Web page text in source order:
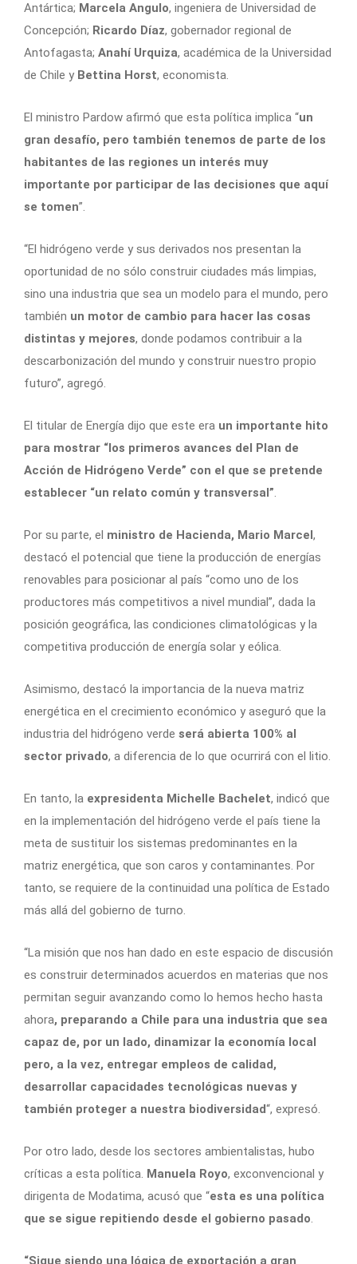
Antártica; Marcela Angulo, ingeniera de Universidad de
Concepción; Ricardo Díaz, gobernador regional de
Antofagasta; Anahí Urquiza, académica de la Universidad
de Chile y Bettina Horst, economista.
El ministro Pardow afirmó que esta política implica “un
gran desafío, pero también tenemos de parte de los
habitantes de las regiones un interés muy
importante por participar de las decisiones que aquí
se tomen”.
“El hidrógeno verde y sus derivados nos presentan la
oportunidad de no sólo construir ciudades más limpias,
sino una industria que sea un modelo para el mundo, pero
también un motor de cambio para hacer las cosas
distintas y mejores, donde podamos contribuir a la
descarbonización del mundo y construir nuestro propio
futuro”, agregó.
El titular de Energía dijo que este era un importante hito
para mostrar “los primeros avances del Plan de
Acción de Hidrógeno Verde” con el que se pretende
establecer “un relato común y transversal”.
Por su parte, el ministro de Hacienda, Mario Marcel,
destacó el potencial que tiene la producción de energías
renovables para posicionar al país “como uno de los
productores más competitivos a nivel mundial”, dada la
posición geográfica, las condiciones climatológicas y la
competitiva producción de energía solar y eólica.
Asimismo, destacó la importancia de la nueva matriz
energética en el crecimiento económico y aseguró que la
industria del hidrógeno verde será abierta 100% al
sector privado, a diferencia de lo que ocurrirá con el litio.
En tanto, la expresidenta Michelle Bachelet, indicó que
en la implementación del hidrógeno verde el país tiene la
meta de sustituir los sistemas predominantes en la
matriz energética, que son caros y contaminantes. Por
tanto, se requiere de la continuidad una política de Estado
más allá del gobierno de turno.
“La misión que nos han dado en este espacio de discusión
es construir determinados acuerdos en materias que nos
permitan seguir avanzando como lo hemos hecho hasta
ahora, preparando a Chile para una industria que sea
capaz de, por un lado, dinamizar la economía local
pero, a la vez, entregar empleos de calidad,
desarrollar capacidades tecnológicas nuevas y
también proteger a nuestra biodiversidad“, expresó.
Por otro lado, desde los sectores ambientalistas, hubo
críticas a esta política. Manuela Royo, exconvencional y
dirigenta de Modatima, acusó que “esta es una política
que se sigue repitiendo desde el gobierno pasado.
“Sigue siendo una lógica de exportación a gran